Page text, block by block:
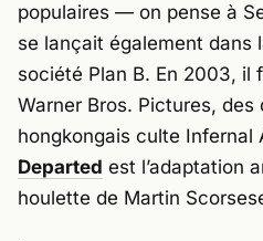
populaires — on pense à
se lançait également dans
société Plan B. En 2003, il
Warner Bros. Pictures, des
hongkongais culte Infernal
Departed est l’adaptation
houlette de Martin